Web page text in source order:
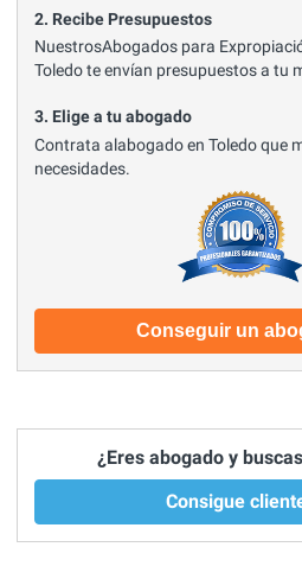
2. Recibe Presupuestos
NuestrosAbogados para
Toledo te envían presupuestos a tu
3. Elige a tu abogado
Contrata alabogado en Toledo que
necesidades.
Conseguir un
¿Eres abogado y
Consigue